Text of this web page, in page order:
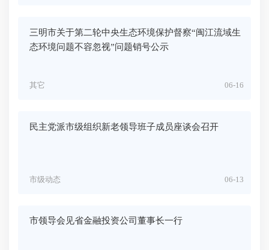
三明市关于第二轮中央生态环境保护督察“闽江流域生
态环境问题不容忽视”问题销号公示
06-16
其它
民主党派市级组织新老领导班子成员座谈会召开
06-13
市级动态
市领导会见省金融投资公司董事长一行